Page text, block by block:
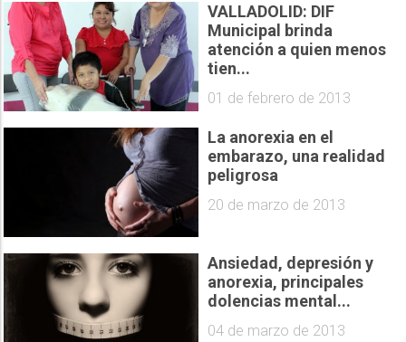
VALLADOLID: DIF
Municipal brinda
atención a quien menos
tien...
01 de febrero de 2013
La anorexia en el
embarazo, una realidad
peligrosa
20 de marzo de 2013
Ansiedad, depresión y
anorexia, principales
dolencias mental...
04 de marzo de 2013